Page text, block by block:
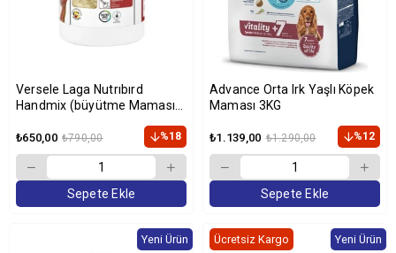
Versele Laga Nutrıbırd
Handmix (büyütme Maması)
₺650,00 ₺790,00 %18
Sepete Ekle
Advance Orta Irk Yaşlı Köpek
Maması 3KG
₺1.139,00 ₺1.290,00 %12
Sepete Ekle
Yeni Ürün Ücretsiz Kargo Yeni Ürün